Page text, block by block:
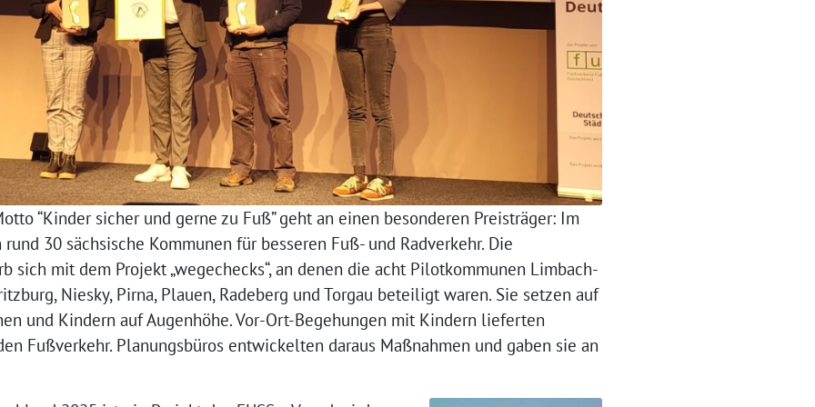
“Kinder sicher und gerne zu Fuß” geht an einen besonderen Preisträger: Im
30 sächsische Kommunen für besseren Fuß- und Radverkehr. Die
sich mit dem Projekt „wegechecks“, an denen die acht Pilotkommunen Limbach-
Niesky, Pirna, Plauen, Radeberg und Torgau beteiligt waren. Sie setzen auf
und Kindern auf Augenhöhe. Vor-Ort-Begehungen mit Kindern lieferten
Fußverkehr. Planungsbüros entwickelten daraus Maßnahmen und gaben sie an